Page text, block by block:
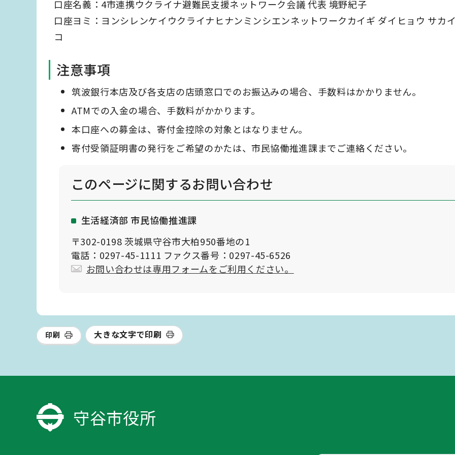
口座名義：4市連携ウクライナ避難民支援ネットワーク会議 代表 境野紀子
口座ヨミ：ヨンシレンケイウクライナヒナンミンシエンネットワークカイギ ダイヒョウ サカ
コ
注意事項
筑波銀行本店及び各支店の店頭窓口でのお振込みの場合、手数料はかかりません。
ATMでの入金の場合、手数料がかかります。
本口座への募金は、寄付金控除の対象とはなりません。
寄付受領証明書の発行をご希望のかたは、市民協働推進課までご連絡ください。
このページに関するお問い合わせ
生活経済部 市民協働推進課
〒302-0198 茨城県守谷市大柏950番地の1
電話：0297-45-1111 ファクス番号：0297-45-6526
お問い合わせは専用フォームをご利用ください。
印刷 大きな文字で印刷
守谷市役所